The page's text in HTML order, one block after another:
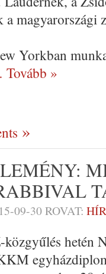
a magyarországi
Yorkban
»
09-30ROVAT:
hetén